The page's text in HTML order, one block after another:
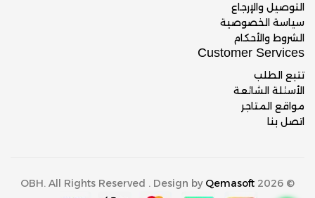
التوصيل والإرجاع
سياسة الخصوصية
الشروط والأحكام
Customer Services
تتبع الطلب
الأسئلة الشائعة
مواقع المتاجر
اتصل بنا
© 2026 OBH. All Rights Reserved . Design by
Qemasoft